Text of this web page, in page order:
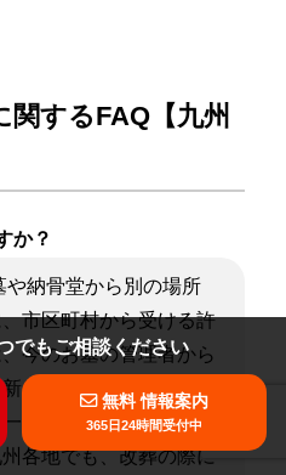
関するFAQ【九州
か？
や納骨堂から別の場所
市区町村から受ける許
今のお墓の管理者から
しいお墓の「受入証明
一般的です。福岡市・熊
各地でも、改葬の際に
でもご相談ください
無料 情報案内
365日24時間受付中